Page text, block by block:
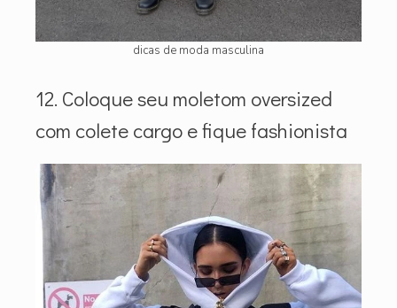
dicas de moda masculina
12. Coloque seu moletom oversized
com colete cargo e fique fashionista